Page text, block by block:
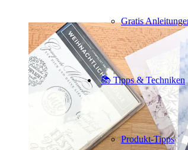
Gratis
📚 Tipps & Techniken
Produkt-Tipps